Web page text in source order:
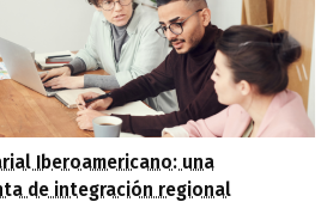
Iberoamericano: una
de integración regional